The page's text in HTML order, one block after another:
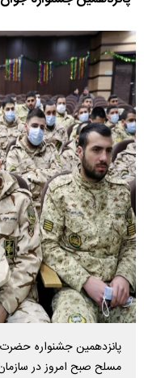
پانزدهمین جشنواره
مسلح صبح امروز در